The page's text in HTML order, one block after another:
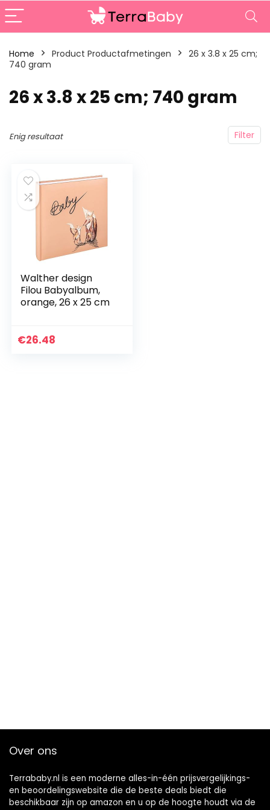
Home Product Productafmetingen
‎26 x 3.8 x 25 cm;
740 gram
‎26 x 3.8 x 25 cm; 740 gram
Filter
Enig resultaat
Walther design
Filou Babyalbum,
orange, 26 x 25 cm
€26.48
Over ons
Terrababy.nl is een moderne alles-in-één prijsvergelijkings-
en beoordelingswebsite die de beste deals biedt die
beschikbaar zijn op amazon en u op de hoogte houdt via de